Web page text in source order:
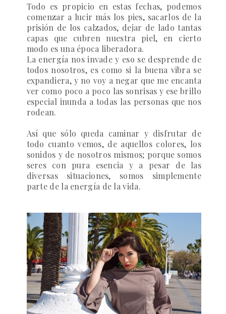
Todo es propicio en estas fechas, podemos
comenzar a lucir más los pies, sacarlos de la
prisión de los calzados, dejar de lado tantas
capas que cubren nuestra piel, en cierto
modo es una época liberadora.
La energía nos invade y eso se desprende de
todos nosotros, es como si la buena vibra se
expandiera, y no voy a negar que me encanta
ver como poco a poco las sonrisas y ese brillo
especial inunda a todas las personas que nos
rodean.
Así que sólo queda caminar y disfrutar de
todo cuanto vemos, de aquellos colores, los
sonidos y de nosotros mismos; porque somos
seres con pura esencia y a pesar de las
diversas situaciones, somos simplemente
parte de la energía de la vida.